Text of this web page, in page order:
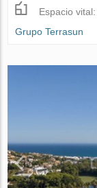
Espacio vital:
Grupo Terrasun